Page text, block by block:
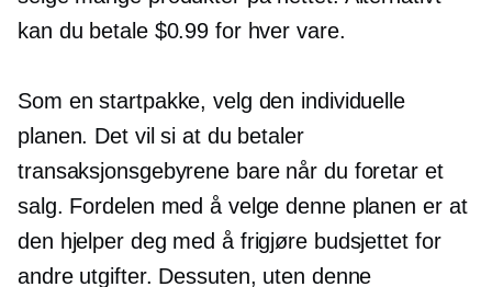
kan du betale $0.99 for hver vare.
Som en startpakke, velg den individuelle
planen. Det vil si at du betaler
transaksjonsgebyrene bare når du foretar et
salg. Fordelen med å velge denne planen er at
den hjelper deg med å frigjøre budsjettet for
andre utgifter. Dessuten, uten denne